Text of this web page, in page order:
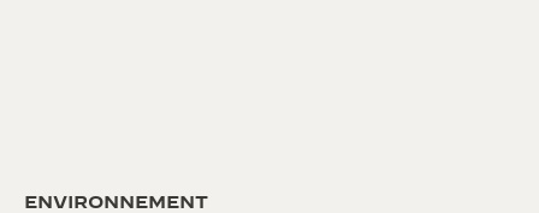
ENVIRONNEMENT